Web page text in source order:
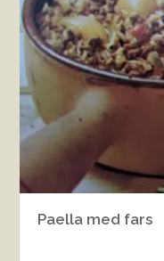
Paella med fars